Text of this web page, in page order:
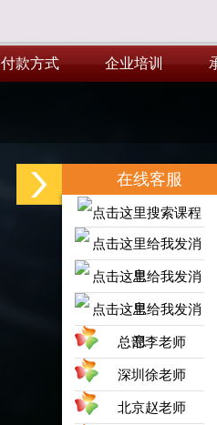
付款方式 企业培训
在线客服
总部李老师
深圳徐老师
北京赵老师